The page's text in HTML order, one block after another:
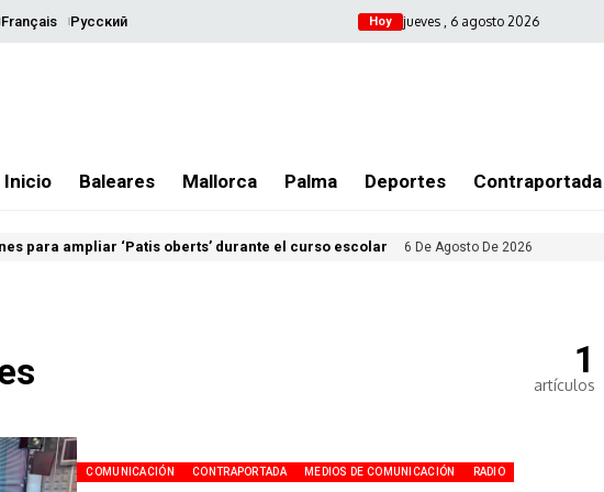
Français Русский Hoy jueves , 6 agosto 2026
Inicio Baleares Mallorca Palma Deportes Contraportada
para ampliar ‘Patis oberts’ durante el curso escolar 6 De Agosto De 2026
1
artículos
COMUNICACIÓN CONTRAPORTADA MEDIOS DE COMUNICACIÓN RADIO